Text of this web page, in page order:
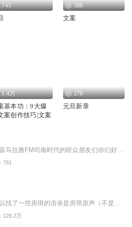
745 588
文案
1.4万
基本功：9大爆
案创作技巧|文案
278
元旦新章
781
126.2万